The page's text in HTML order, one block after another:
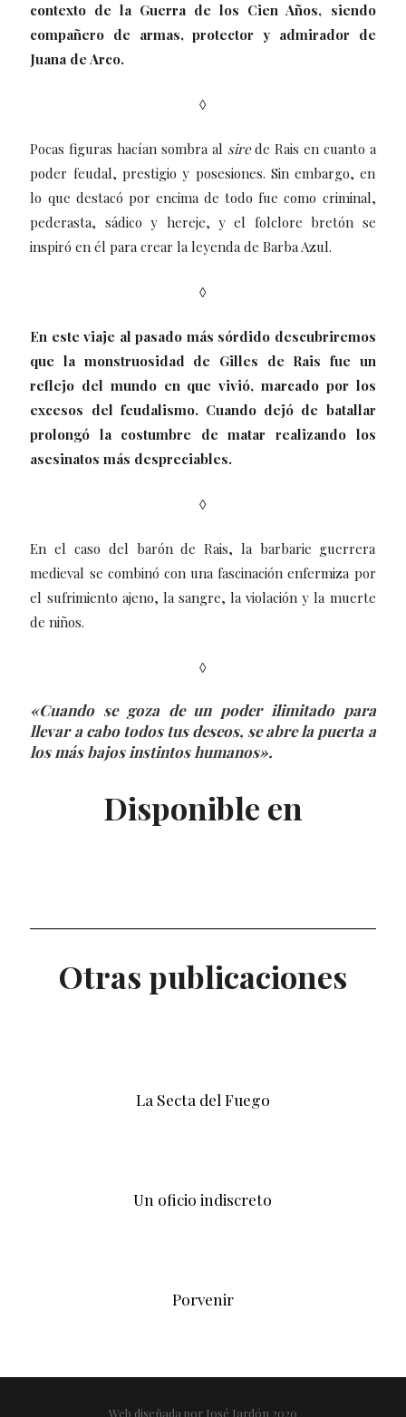
contexto de la Guerra de los Cien Años, siendo
compañero de armas, protector y admirador de
Juana de Arco.
◊
Pocas figuras hacían sombra al sirede Rais en cuanto a
poder feudal, prestigio y posesiones. Sin embargo, en
lo que destacó por encima de todo fue como criminal,
pederasta, sádico y hereje, y el folclore bretón se
inspiró en él para crear la leyenda de Barba Azul.
◊
En este viaje al pasado más sórdido descubriremos
que la monstruosidad de Gilles de Rais fue un
reflejo del mundo en que vivió, marcado por los
excesos del feudalismo. Cuando dejó de batallar
prolongó la costumbre de matar realizando los
asesinatos más despreciables.
◊
En el caso del barón de Rais, la barbarie guerrera
medieval se combinó con una fascinación enfermiza por
el sufrimiento ajeno, la sangre, la violación y la muerte
de niños.
◊
«Cuando se goza de un poder ilimitado para
llevar a cabo todos tus deseos, se abre la puerta a
los más bajos instintos humanos».
Disponible en
Otras publicaciones
La Secta del Fuego
Un oficio indiscreto
Porvenir
Web diseñada por José Jardón 2020